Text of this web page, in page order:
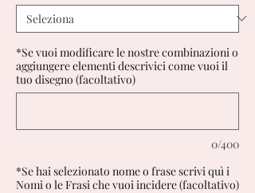
*Se vuoi modificare le nostre combinazioni o
aggiungere elementi descrivici come vuoi il
tuo disegno (facoltativo)
0/400
*Se hai selezionato nome o frase scrivi quì i
Nomi o le Frasi che vuoi incidere (facoltativo)